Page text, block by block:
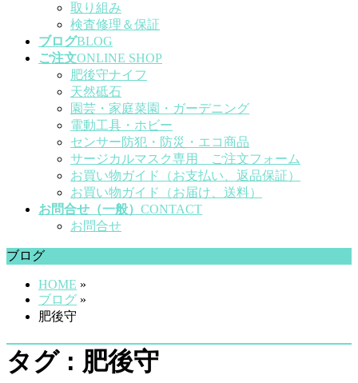
取り組み
検査修理＆保証
ブログBLOG
ご注文ONLINE SHOP
肥後守ナイフ
天然砥石
園芸・家庭菜園・ガーデニング
電動工具・ホビー
センサー防犯・防災・エコ商品
サージカルマスク専用 ご注文フォーム
お買い物ガイド（お支払い、返品保証）
お買い物ガイド（お届け、送料）
お問合せ（一般） CONTACT
お問合せ
ブログ
HOME »
ブログ »
肥後守
タグ : 肥後守